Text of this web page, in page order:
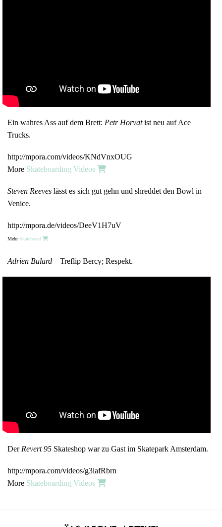
Ein wahres Ass auf dem Brett: Petr Horvatist neu auf Ace
Trucks.
http://mpora.com/videos/KNdVnxOUG
More Skateboarding Videos
Steven Reeves lässt es sich gut gehn und shreddet den Bowl in
Venice.
http://mpora.de/videos/DeeV1H7uV
MehrSkateboard
Adrien Bulard – Treflip Bercy; Respekt.
Der Revert 95 Skateshop war zu Gast im Skatepark Amsterdam.
http://mpora.com/videos/g3iafRbrn
More Skateboarding Videos